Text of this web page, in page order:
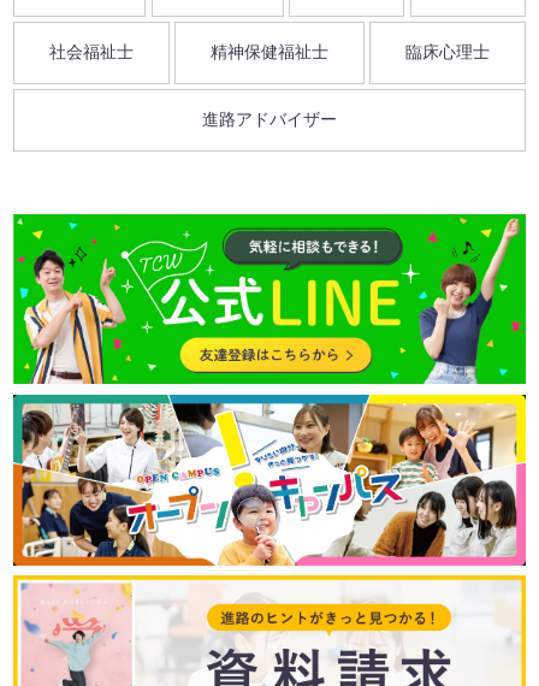
社会福祉士 精神保健福祉士 臨床心理士
進路アドバイザー